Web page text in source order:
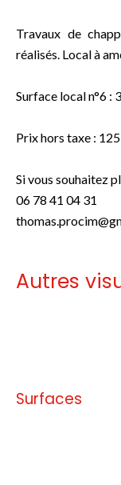
Travaux de
réalisés. Local à
Surface local n°6 :
Prix hors taxe :
Si vous souhaitez
06 78 41 04 31
Autres
Surfaces